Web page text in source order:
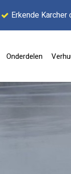
Erkende Karcher
Onderdelen